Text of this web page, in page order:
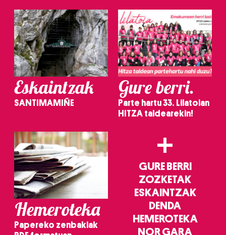
Eskaintzak
SANTIMAMIÑE
Gure berri.
Parte hartu 33. Lilatoian
HITZA taldearekin!
Hemeroteka
Papereko zenbakiak
+
GURE BERRI
ZOZKETAK
ESKAINTZAK
DENDA
HEMEROTEKA
NOR GARA